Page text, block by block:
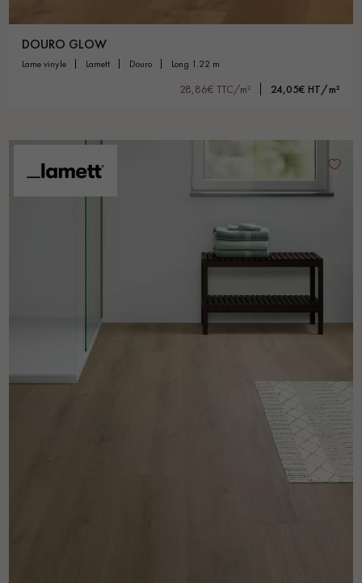
DOURO GLOW
lame vinyle lamett douro long 1.22 m
28,86€ TTC/m² 24,05€ HT/m²